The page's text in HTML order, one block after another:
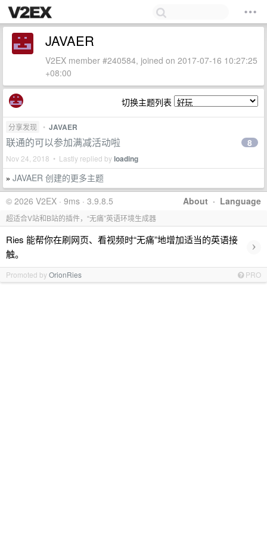
JAVAER
V2EX member #240584, joined on 2017-07-16 10:27:25
+08:00
切换主题列表
分享发现 • JAVAER
联通的可以参加满减活动啦
Nov 24, 2018 • Lastly replied byloading
8
» JAVAER 创建的更多主题
About · Language
© 2026 V2EX · 9ms · 3.9.8.5
超适合V站和B站的插件，“无痛”英语环境生成器
Ries 能帮你在刷网页、看视频时“无痛”地增加适当的英语接
触。
›
Promoted byOrionRies PRO